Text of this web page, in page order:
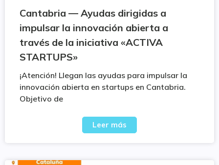
Cantabria — Ayudas dirigidas a
impulsar la innovación abierta a
través de la iniciativa «ACTIVA
STARTUPS»
¡Atención! Llegan las ayudas para impulsar la
innovación abierta en startups en Cantabria.
Objetivo de
Leer más